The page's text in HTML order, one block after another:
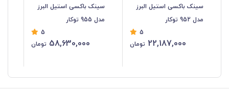
سینک باکسی استیل البرز
مدل 952 توکار
5
22,187,000 تومان
سینک باکسی استیل البرز
مدل 955 توکار
5
58,630,000 تومان